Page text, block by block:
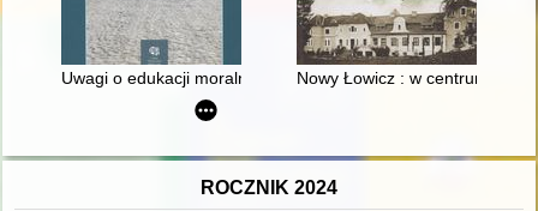
Uwagi o edukacji moralnej synów szlacheckich w XVI-
Nowy Łowicz : w centrum
ROCZNIK 2024